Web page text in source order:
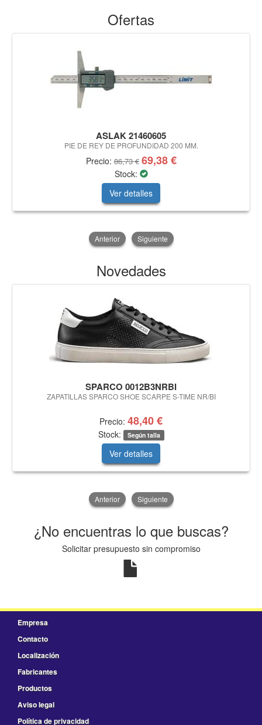
Ofertas
ASLAK 21460605
PIE DE REY DE PROFUNDIDAD 200 MM.
Precio:86,73 € 69,38 €
Stock:
Ver detalles
Anterior Siguiente
Novedades
SPARCO 0012B3NRBI
ZAPATILLAS SPARCO SHOE SCARPE S-TIME NR/BI
Precio: 48,40 €
Stock: Según talla
Ver detalles
Anterior Siguiente
¿No encuentras lo que buscas?
Solicitar presupuesto sin compromiso
Empresa
Contacto
Localización
Fabricantes
Productos
Aviso legal
Política de privacidad